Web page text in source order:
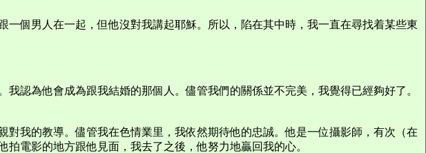
個男人在一起，但他沒對我講起耶穌。所以，陷在其中時，我一直在尋找着某些東
認為他會成為跟我結婚的那個人。儘管我們的關係並不完美，我覺得已經夠好了。
我的教導。儘管我在色情業里，我依然期待他的忠誠。他是一位攝影師，有次（在
電影的地方跟他見面，我去了之後，他努力地贏回我的心。